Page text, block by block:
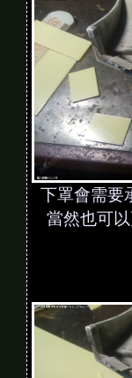
下罩會需要
當然也可